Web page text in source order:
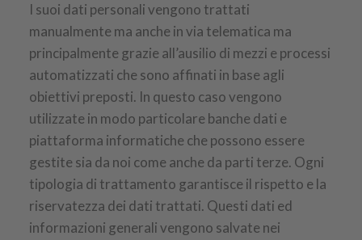
I suoi dati personali vengono trattati
manualmente ma anche in via telematica ma
principalmente grazie all’ausilio di mezzi e processi
automatizzati che sono affinati in base agli
obiettivi preposti. In questo caso vengono
utilizzate in modo particolare banche dati e
piattaforma informatiche che possono essere
gestite sia da noi come anche da parti terze. Ogni
tipologia di trattamento garantisce il rispetto e la
riservatezza dei dati trattati. Questi dati ed
informazioni generali vengono salvate nei